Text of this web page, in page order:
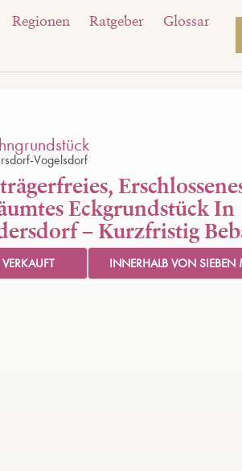
Regionen Ratgeber Glossar
Vogelsdorf
Eckgrundstück In
– Kurzfristig
VERKAUFT INNERHALB VON SIEBEN